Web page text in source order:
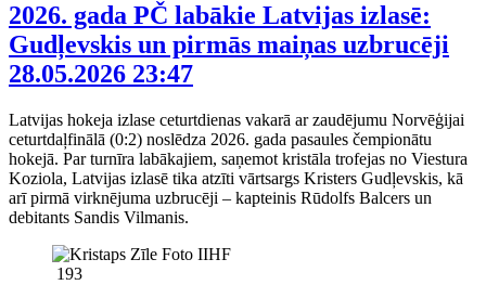
2026. gada PČ labākie Latvijas izlasē:
Gudļevskis un pirmās maiņas uzbrucēji
28.05.2026 23:47
Latvijas hokeja izlase ceturtdienas vakarā ar zaudējumu Norvēģijai
ceturtdaļfinālā (0:2) noslēdza 2026. gada pasaules čempionātu
hokejā. Par turnīra labākajiem, saņemot kristāla trofejas no Viestura
Koziola, Latvijas izlasē tika atzīti vārtsargs Kristers Gudļevskis, kā
arī pirmā virknējuma uzbrucēji – kapteinis Rūdolfs Balcers un
debitants Sandis Vilmanis.
193